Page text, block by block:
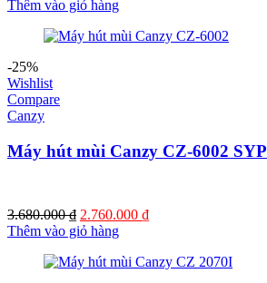
gốc
4.250.000 ₫.là:
Thêm vào giỏ hàng
-25%
Wishlist
Compare
Canzy
Máy hút mùi Canzy CZ-6002 SYP
3.680.000₫ Giá
gốc
3.680.000 ₫.
2.760.000 ₫Giá
là:
Thêm vào giỏ hàng